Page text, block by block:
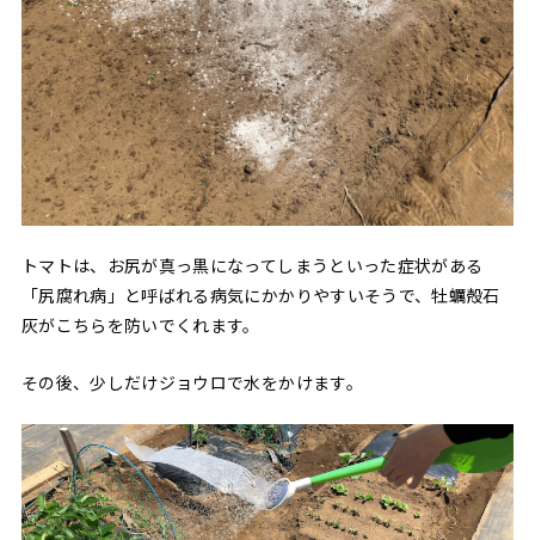
トマトは、お尻が真っ黒になってしまうといった症状がある
「尻腐れ病」と呼ばれる病気にかかりやすいそうで、牡蠣殻石
灰がこちらを防いでくれます。
その後、少しだけジョウロで水をかけます。